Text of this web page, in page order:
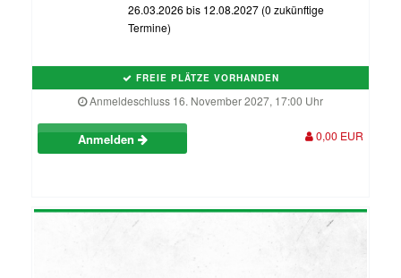
26.03.2026 bis 12.08.2027 (0 zukünftige
Termine)
FREIE PLÄTZE VORHANDEN
Anmeldeschluss 16. November 2027, 17:00 Uhr
Anmelden 0,00 EUR